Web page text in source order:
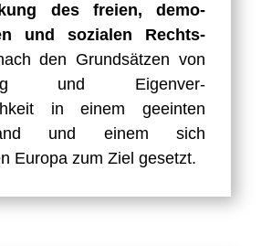
des freien, demo­
und sozialen Rechts­
den Grundsätzen von
und Eigen­ver­
in einem geeinten
und einem sich
Europa zum Ziel gesetzt.